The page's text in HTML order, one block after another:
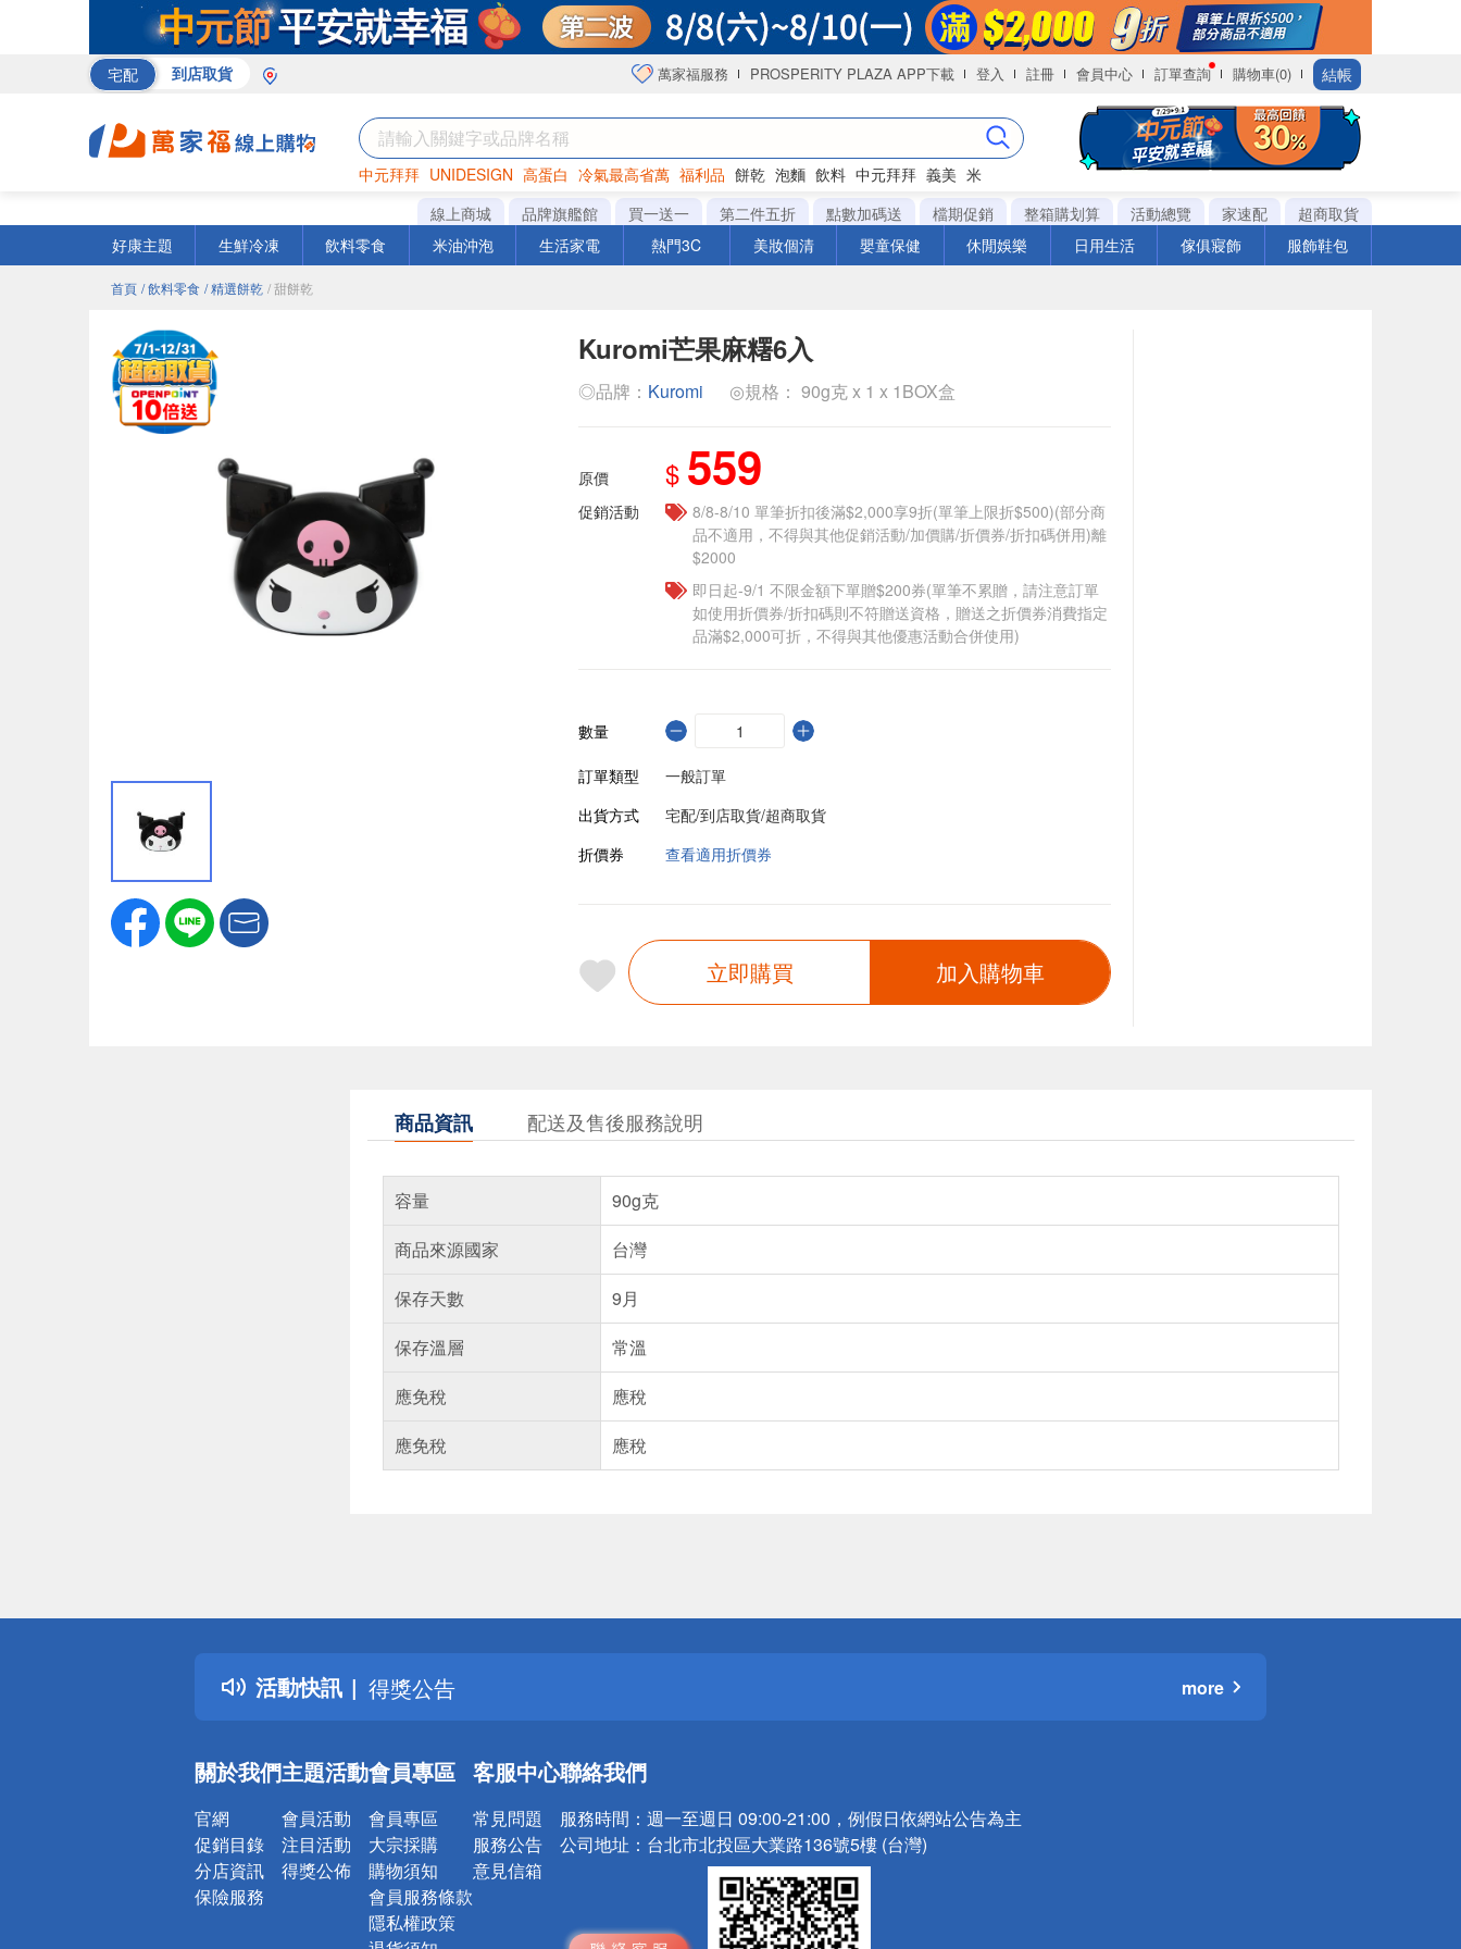
宅配 到店取貨 萬家福服務 PROSPERITY PLAZA APP下載 登入 註冊 會員中心 訂單查詢 購物車(0) 結帳
中元拜拜 UNIDESIGN 高蛋白 冷氣最高省萬 福利品 餅乾 泡麵 飲料 中元拜拜 義美 米
罐頭 咖啡 海苔
線上商城 品牌旗艦館 買一送一 第二件五折 點數加碼送 檔期促銷 整箱購划算 活動總覽 家速配
超商取貨
好康主題
生鮮冷凍 飲料零食 米油沖泡 生活家電 熱門3C 美妝個清 嬰童保健 休閒娛樂 日用生活 傢俱寢飾 服飾鞋包
首頁 / 飲料零食 / 精選餅乾 / 甜餅乾
Kuromi芒果麻糬6入
◎品牌： Kuromi ◎規格： 90g克 x 1 x 1BOX盒
原價 $ 559
促銷活動
8/8-8/10 單筆折扣後滿$2,000享9折(單筆上限折$500)(部分商
品不適用，不得與其他促銷活動/加價購/折價券/折扣碼併用)離
$2000
即日起-9/1 不限金額下單贈$200券(單筆不累贈，請注意訂單
如使用折價券/折扣碼則不符贈送資格，贈送之折價券消費指定
品滿$2,000可折，不得與其他優惠活動合併使用)
數量
訂單類型
一般訂單
出貨方式
宅配/到店取貨/超商取貨
折價券
查看適用折價券
立即購買 加入購物車
商品資訊 配送及售後服務說明
容量
90g克
商品來源國家
台灣
保存天數
9月
保存溫層
常溫
應免稅
應稅
應免稅
應稅
活動快訊
得獎公告
熱門話題
銀行優惠
偏遠地區配送
詐騙網頁！請小心！
more
關於我們
官網
促銷目錄
分店資訊
保險服務
主題活動
會員活動
注目活動
得獎公佈
會員專區
會員專區
大宗採購
購物須知
會員服務條款
隱私權政策
客服中心
常見問題
服務公告
意見信箱
聯絡我們
服務時間： 週一至週日 09:00-21:00，例假日依網站公告為主
公司地址： 台北市北投區大業路136號5樓 (台灣)